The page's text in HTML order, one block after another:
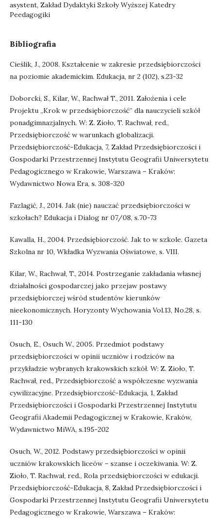
asystent, Zakład Dydaktyki Szkoły Wyższej Katedry
Peedagogiki
Bibliografia
Cieślik, J., 2008. Kształcenie w zakresie przedsiębiorczości
na poziomie akademickim. Edukacja, nr 2 (102), s.23-32
Doborcki, S., Kilar, W., Rachwał T., 2011. Założenia i cele
Projektu „Krok w przedsiębiorczość” dla nauczycieli szkół
ponadgimnazjalnych. W: Z. Zioło, T. Rachwał, red.,
Przedsiębiorczość w warunkach globalizacji.
Przedsiębiorczość-Edukacja, 7, Zakład Przedsiębiorczości i
Gospodarki Przestrzennej Instytutu Geografii Uniwersytetu
Pedagogicznego w Krakowie, Warszawa – Kraków:
Wydawnictwo Nowa Era, s. 308-320
Fazlagić, J., 2014. Jak (nie) nauczać przedsiębiorczości w
szkołach? Edukacja i Dialog nr 07/08, s.70-73
Kawalla, H., 2004. Przedsiębiorczość. Jak to w szkole. Gazeta
Szkolna nr 10, Wkładka Wyzwania Oświatowe, s. VIII.
Kilar, W., Rachwał, T., 2014. Postrzeganie zakładania własnej
działalności gospodarczej jako przejaw postawy
przedsiębiorczej wśród studentów kierunków
nieekonomicznych. Horyzonty Wychowania Vol.13, No.28, s.
111-130
Osuch, E., Osuch W., 2005. Przedmiot podstawy
przedsiębiorczości w opinii uczniów i rodziców na
przykładzie wybranych krakowskich szkół. W: Z. Zioło, T.
Rachwał, red., Przedsiębiorczość a współczesne wyzwania
cywilizacyjne. Przedsiębiorczość-Edukacja, 1, Zakład
Przedsiębiorczości i Gospodarki Przestrzennej Instytutu
Geografii Akademii Pedagogicznej w Krakowie, Kraków,
Wydawnictwo MiWA, s.195-202
Osuch, W., 2012. Podstawy przedsiębiorczości w opinii
uczniów krakowskich liceów – szanse i oczekiwania. W: Z.
Zioło, T. Rachwał, red., Rola przedsiębiorczości w edukacji.
Przedsiębiorczość-Edukacja, 8, Zakład Przedsiębiorczości i
Gospodarki Przestrzennej Instytutu Geografii Uniwersytetu
Pedagogicznego w Krakowie, Warszawa – Kraków: